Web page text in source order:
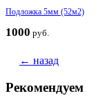
Подложка 5мм (52м2)
1000 руб.
← назад
Рекомендуем